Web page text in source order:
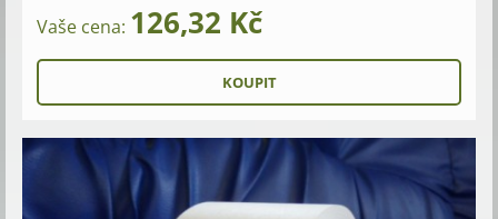
Vaše cena: 126,32 Kč